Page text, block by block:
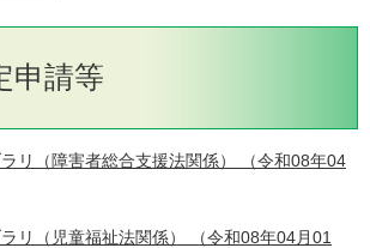
申請等
リ（障害者総合支援法関係）
（令和08年04
リ（児童福祉法関係）
（令和08年04月01